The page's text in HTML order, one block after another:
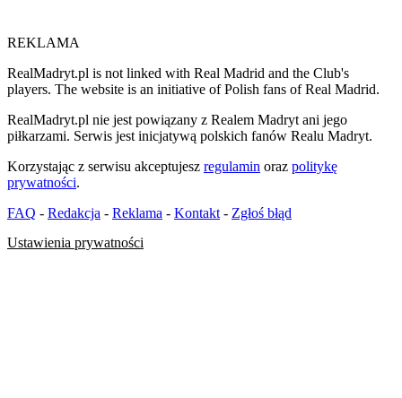
REKLAMA
RealMadryt.pl is not linked with Real Madrid and the Club's
players. The website is an initiative of Polish fans of Real Madrid.
RealMadryt.pl nie jest powiązany z Realem Madryt ani jego
piłkarzami. Serwis jest inicjatywą polskich fanów Realu Madryt.
Korzystając z serwisu akceptujesz regulamin oraz politykę
prywatności.
FAQ - Redakcja - Reklama - Kontakt - Zgłoś błąd
Ustawienia prywatności